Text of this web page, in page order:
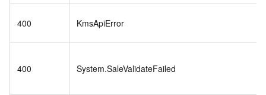
400 KmsApiError
400 System.SaleValidateFailed